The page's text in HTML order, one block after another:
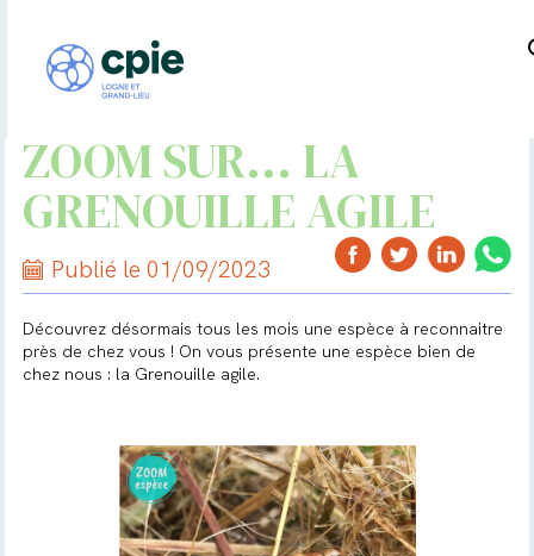
ZOOM SUR... LA
GRENOUILLE AGILE
Publié le 01/09/2023
Découvrez désormais tous les mois une espèce à reconnaitre
près de chez vous ! On vous présente une espèce bien de
chez nous : la Grenouille agile.